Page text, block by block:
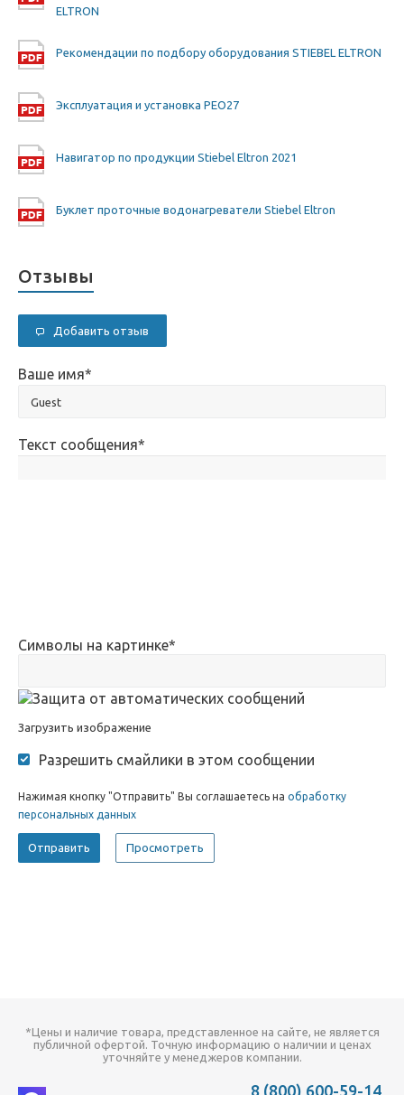
ELTRON
Рекомендации по подбору оборудования STIEBEL ELTRON
Эксплуатация и установка PEO27
Навигатор по продукции Stiebel Eltron 2021
Буклет проточные водонагреватели Stiebel Eltron
Отзывы
Добавить отзыв
Ваше имя*
Текст сообщения*
Символы на картинке*
Загрузить изображение
Разрешить смайлики в этом сообщении
Нажимая кнопку "Отправить" Вы соглашаетесь на обработку
персональных данных
*Цены и наличие товара, представленное на сайте, не является
публичной офертой. Точную информацию о наличии и ценах
уточняйте у менеджеров компании.
8 (800) 600-59-14